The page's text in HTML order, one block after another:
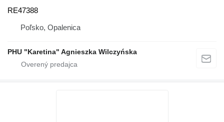
RE47388
Poľsko, Opalenica
PHU "Karetina" Agnieszka Wilczyńska